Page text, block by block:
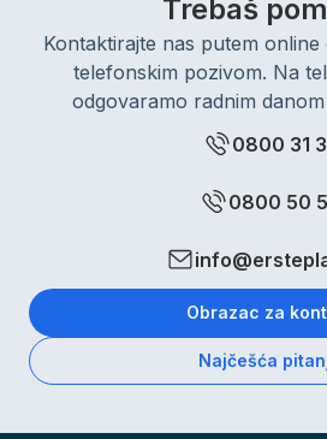
Trebaš
Kontaktirajte nas putem
telefonskim pozivom. Na
odgovaramo radnim
0800 31
0800 50
Obrazac za
Najčešća